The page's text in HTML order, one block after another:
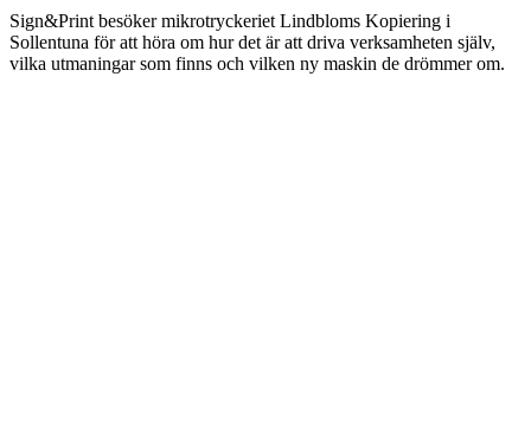
Sign&Print besöker mikrotryckeriet Lindbloms Kopiering i
Sollentuna för att höra om hur det är att driva verksamheten själv,
vilka utmaningar som finns och vilken ny maskin de drömmer om.